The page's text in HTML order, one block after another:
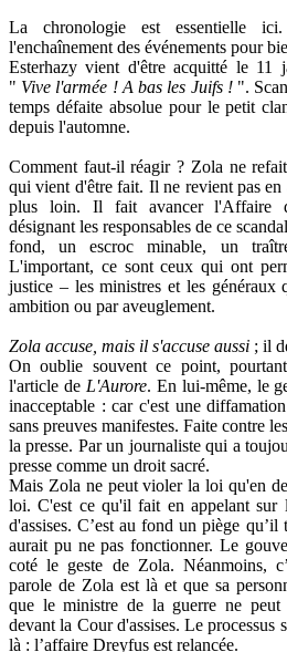
La chronologie est essentielle
l'enchaînement des événements pour
Esterhazy vient d'être acquitté le
" Vive l'armée ! A bas les Juifs !".
temps défaite absolue pour le petit
depuis l'automne.
Comment faut-il réagir ? Zola ne
qui vient d'être fait. Il ne revient pas
plus loin. Il fait avancer l'Affaire
désignant les responsables de ce
fond, un escroc minable, un
L'important, ce sont ceux qui ont
justice – les ministres et les
ambition ou par aveuglement.
Zola accuse, mais il s'accuse aussi ; il
On oublie souvent ce point,
l'article de L'Aurore. En lui-même, le
inacceptable : car c'est une
sans preuves manifestes. Faite contre
la presse. Par un journaliste qui a
presse comme un droit sacré.
Mais Zola ne peut violer la loi qu'en
loi. C'est ce qu'il fait en appelant
d'assises. C’est au fond un piège
aurait pu ne pas fonctionner. Le
coté le geste de Zola. Néanmoins,
parole de Zola est là et que sa
que le ministre de la guerre ne peut
devant la Cour d'assises. Le processus
là : l’affaire Dreyfus est relancée.